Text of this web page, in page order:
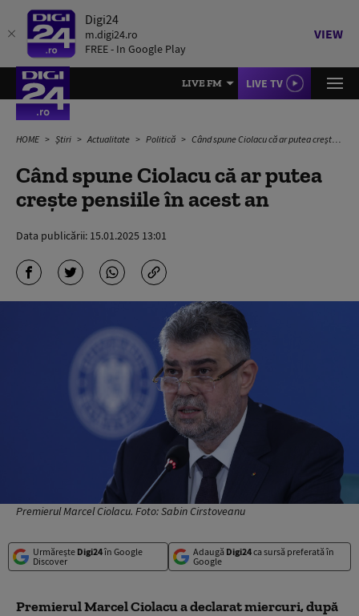
Digi24
m.digi24.ro
FREE - In Google Play
VIEW
LIVE FM LIVE TV
HOME Știri Actualitate Politică Când spune Ciolacu că ar putea crește pensiile în acest an
Când spune Ciolacu că ar putea
crește pensiile în acest an
Data publicării: 15.01.2025 13:01
Premierul Marcel Ciolacu. Foto: Sabin Cirstoveanu
Urmărește Digi24în Google
Discover
Adaugă Digi24ca sursă preferată în
Google
Premierul Marcel Ciolacu a declarat miercuri, după